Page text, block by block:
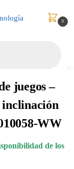
0
juegos –
inclinación
WW
de los